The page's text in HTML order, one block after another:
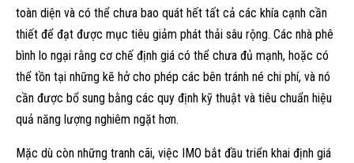
toàn diện và có thể chưa bao quát hết tất cả các khía cạnh cần
thiết để đạt được mục tiêu giảm phát thải sâu rộng. Các nhà phê
bình lo ngại rằng cơ chế định giá có thể chưa đủ mạnh, hoặc có
thể tồn tại những kẽ hở cho phép các bên tránh né chi phí, và nó
cần được bổ sung bằng các quy định kỹ thuật và tiêu chuẩn hiệu
quả năng lượng nghiêm ngặt hơn.
Mặc dù còn những tranh cãi, việc IMO bắt đầu triển khai định giá